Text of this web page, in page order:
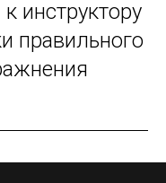
инструктору
правильного